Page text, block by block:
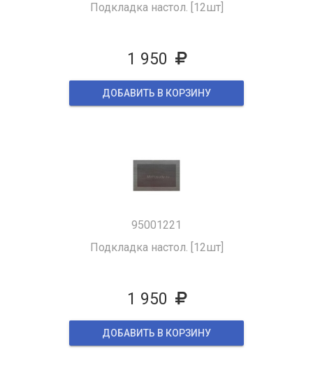
Подкладка настол. [12шт]
1 950
ДОБАВИТЬ В КОРЗИНУ
95001221
Подкладка настол. [12шт]
1 950
ДОБАВИТЬ В КОРЗИНУ